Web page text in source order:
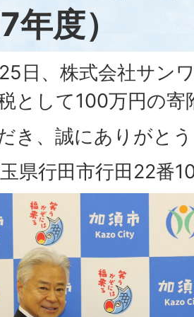
年度）
日、株式会社サン
として100万円の寄
き、誠にありがと
県行田市行田22番